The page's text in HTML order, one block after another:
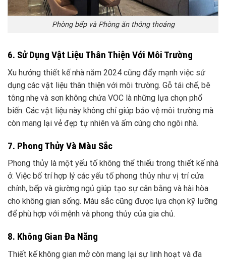
Phòng bếp và Phòng ăn thông thoáng
6. Sử Dụng Vật Liệu Thân Thiện Với Môi Trường
Xu hướng thiết kế nhà năm 2024 cũng đẩy mạnh việc sử
dụng các vật liệu thân thiện với môi trường. Gỗ tái chế, bê
tông nhẹ và sơn không chứa VOC là những lựa chọn phổ
biến. Các vật liệu này không chỉ giúp bảo vệ môi trường mà
còn mang lại vẻ đẹp tự nhiên và ấm cúng cho ngôi nhà.
7. Phong Thủy Và Màu Sắc
Phong thủy là một yếu tố không thể thiếu trong thiết kế nhà
ở. Việc bố trí hợp lý các yếu tố phong thủy như vị trí cửa
chính, bếp và giường ngủ giúp tạo sự cân bằng và hài hòa
cho không gian sống. Màu sắc cũng được lựa chọn kỹ lưỡng
để phù hợp với mệnh và phong thủy của gia chủ.
8. Không Gian Đa Năng
Thiết kế không gian mở còn mang lại sự linh hoạt và đa